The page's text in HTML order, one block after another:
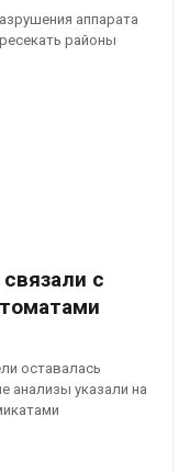
аппарата
районы
с
оставалась
анализы указали на